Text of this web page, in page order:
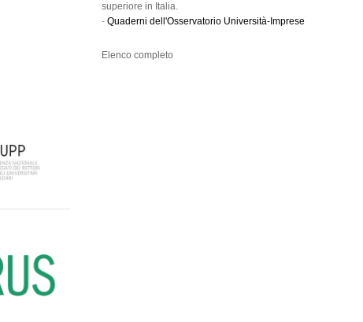
superiore in Italia.
- Quaderni dell'Osservatorio Università-Imprese
Elenco completo